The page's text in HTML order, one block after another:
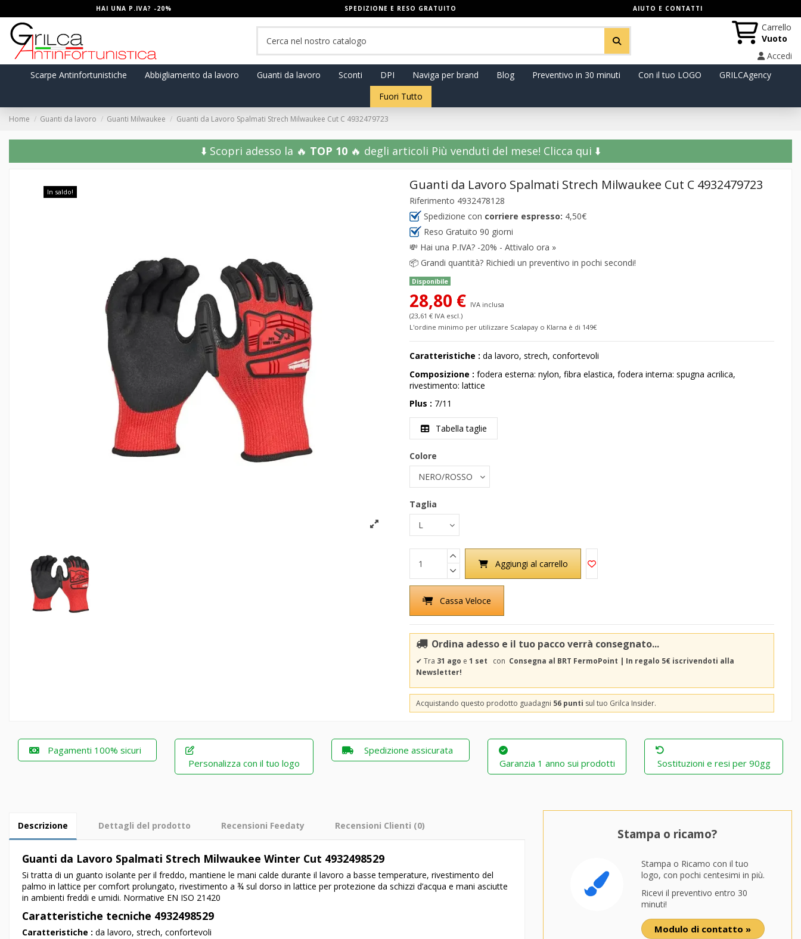
HAI UNA P.IVA? -20% SPEDIZIONE E RESO GRATUITO AIUTO E CONTATTI
Carrello
Vuoto
Accedi
Scarpe Antinfortunistiche
Abbigliamento da lavoro Guanti da lavoro Sconti DPI Naviga per brand Blog Preventivo in 30 minuti Con il tuo LOGO
GRILCAgency
Fuori Tutto
Home Guanti da lavoro Guanti Milwaukee Guanti da Lavoro Spalmati Strech Milwaukee Cut C 4932479723
⬇️ Scopri adesso la 🔥 TOP 10🔥 degli articoli Più venduti del mese!️ Clicca qui ⬇️
In saldo! Guanti da Lavoro Spalmati Strech Milwaukee Cut C 4932479723
Riferimento 4932478128
Spedizione con corriere espresso: 4,50€
Reso Gratuito 90 giorni
💸 Hai una P.IVA? -20% - Attivalo ora »
📦 Grandi quantità? Richiedi un preventivo in pochi secondi!
Disponibile
28,80 € IVA inclusa
(23,61 € IVA escl.)
L'ordine minimo per utilizzare Scalapay o Klarna è di 149€
Caratteristiche : da lavoro, strech, confortevoli
Composizione : fodera esterna: nylon, fibra elastica, fodera interna: spugna acrilica,
rivestimento: lattice
Plus : 7/11
Tabella taglie
Colore
Taglia
Aggiungi al carrello
Cassa Veloce
Ordina adesso e il tuo pacco verrà consegnato...
✔ Tra 31 ago e 1 set con Consegna al BRT FermoPoint | In regalo 5€ iscrivendoti alla
Newsletter!
Acquistando questo prodotto guadagni 56 punti sul tuo Grilca Insider.
Pagamenti 100% sicuri
Personalizza con il tuo logo
Spedizione assicurata
Garanzia 1 anno sui prodotti
Sostituzioni e resi per 90gg
Descrizione Dettagli del prodotto Recensioni Feedaty Recensioni Clienti (0)
Guanti da Lavoro Spalmati Strech Milwaukee Winter Cut 4932498529
Si tratta di un guanto isolante per il freddo, mantiene le mani calde durante il lavoro a basse temperature, rivestimento del
palmo in lattice per comfort prolungato, rivestimento a ¾ sul dorso in lattice per protezione da schizzi d’acqua e mani asciutte
in ambienti freddi e umidi. Normative EN ISO 21420
Caratteristiche tecniche 4932498529
Caratteristiche : da lavoro, strech, confortevoli
Stampa o ricamo?
Stampa o Ricamo con il tuo
logo, con pochi centesimi in più.
Ricevi il preventivo entro 30
minuti!
Modulo di contatto »